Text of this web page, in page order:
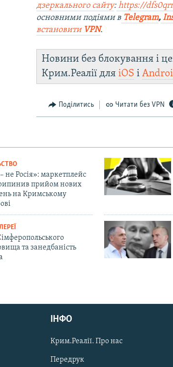
дзеркального сайту:https://
основними подіями в Telegram,
встановити VPN.
Новини без блокування і
Крим.Реалії дляiOS і
Поділитись Читати без VPN
не Росія»: маркетплейс
прийом нових
на Кримському
та занедбаність
ІНФО
Крим.Реалії. Про нас
Передрук